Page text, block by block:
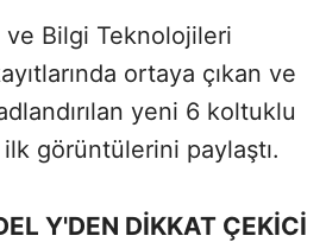
ve Bilgi Teknolojileri
ortaya çıkan ve
yeni 6 koltuklu
ilk görüntülerini paylaştı.
Y'DEN DİKKAT ÇEKİCİ